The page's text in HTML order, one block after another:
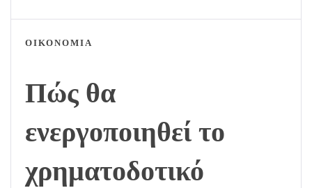
ΟΙΚΟΝΟΜΙΑ
Πώς θα
ενεργοποιηθεί το
χρηματοδοτικό